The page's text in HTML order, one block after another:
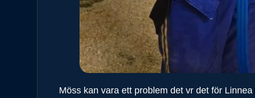
Möss kan vara ett problem det vr det för